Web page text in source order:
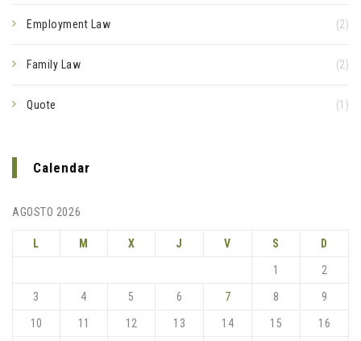
Employment Law (2)
Family Law (2)
Quote (1)
Calendar
AGOSTO 2026
L M X J V S D
1 2
3 4 5 6 7 8 9
10 11 12 13 14 15 16